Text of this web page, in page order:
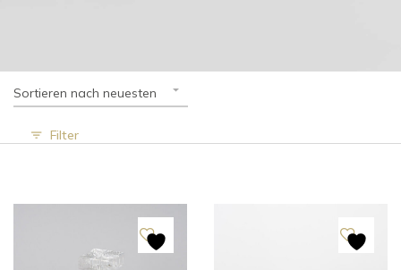
Sortieren nach neuesten
Filter